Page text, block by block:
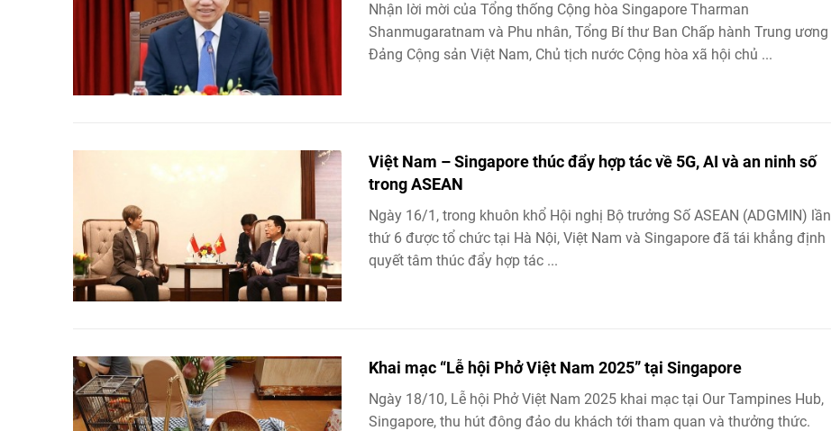
Nhận lời mời của Tổng thống Cộng hòa Singapore Tharman
Shanmugaratnam và Phu nhân, Tổng Bí thư Ban Chấp hành Trung ương
Đảng Cộng sản Việt Nam, Chủ tịch nước Cộng hòa xã hội chủ ...
Việt Nam – Singapore thúc đẩy hợp tác về 5G, AI và an ninh số
trong ASEAN
Ngày 16/1, trong khuôn khổ Hội nghị Bộ trưởng Số ASEAN (ADGMIN) lần
thứ 6 được tổ chức tại Hà Nội, Việt Nam và Singapore đã tái khẳng định
quyết tâm thúc đẩy hợp tác ...
Khai mạc “Lễ hội Phở Việt Nam 2025” tại Singapore
Ngày 18/10, Lễ hội Phở Việt Nam 2025 khai mạc tại Our Tampines Hub,
Singapore, thu hút đông đảo du khách tới tham quan và thưởng thức.